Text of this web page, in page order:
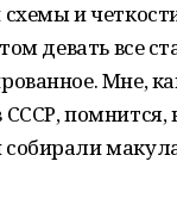
и
девать все
Мне,
помнится,